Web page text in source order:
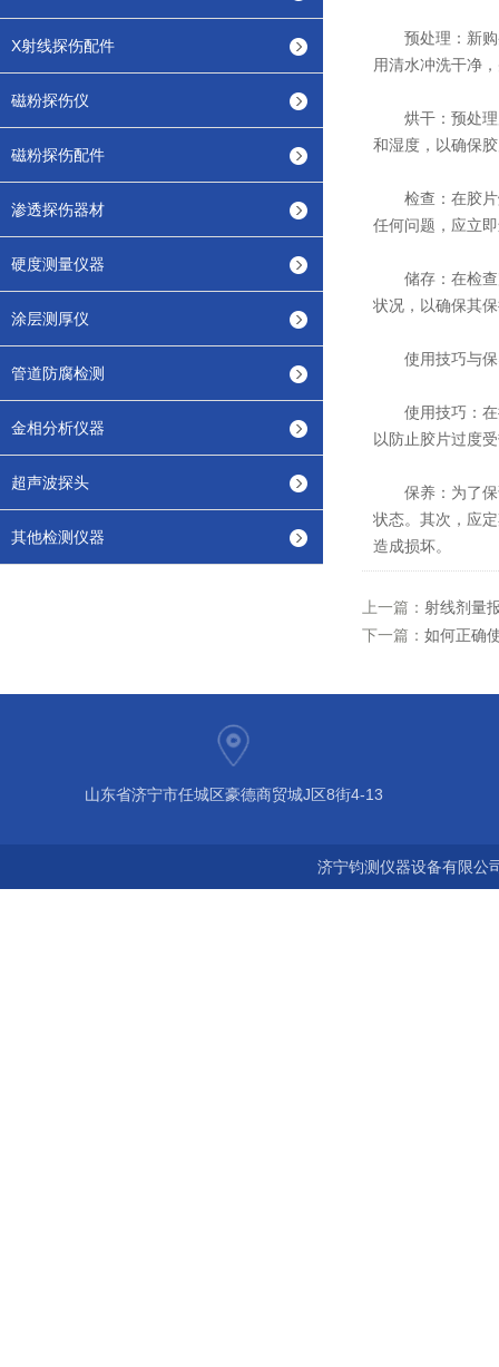
X射线探伤配件
磁粉探伤仪
磁粉探伤配件
渗透探伤器材
硬度测量仪器
涂层测厚仪
管道防腐检测
金相分析仪器
超声波探头
其他检测仪器
预处理：新购
用清水冲洗干净
烘干：预处理
和湿度，以确保
检查：在胶片
任何问题，应立
储存：在检查
状况，以确保其
使用技巧与保
使用技巧：在
以防止胶片过度
保养：为了保
状态。其次，应
造成损坏。
上一篇： 射线剂量
下一篇： 如何正确
山东省济宁市任城区豪德商贸城J区8街4-13
济宁钧测仪器设备有限